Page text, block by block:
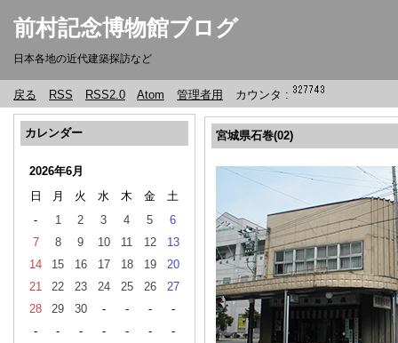
前村記念博物館ブログ
日本各地の近代建築探訪など
戻る RSS RSS2.0 Atom 管理者用 カウンタ :
カレンダー
2026年6月
日
月 火 水 木 金
土
-
1 2 3 4 5
6
7
8 9 10 11 12
13
14
15 16 17 18 19
20
21
22 23 24 25 26
27
28
29 30 - - -
-
-
- - - - -
-
宮城県石巻(02)